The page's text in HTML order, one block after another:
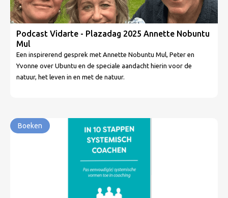
Podcast Vidarte - Plazadag 2025 Annette Nobuntu
Mul
Een inspirerend gesprek met Annette Nobuntu Mul, Peter en
Yvonne over Ubuntu en de speciale aandacht hierin voor de
natuur, het leven in en met de natuur.
Boeken